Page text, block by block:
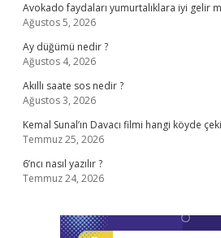
Avokado faydaları yumurtalıklara iyi gelir
Ağustos 5, 2026
Ay düğümü nedir ?
Ağustos 4, 2026
Akıllı saate sos nedir ?
Ağustos 3, 2026
Kemal Sunal’ın Davacı filmi hangi köyde
Temmuz 25, 2026
6’ncı nasıl yazılır ?
Temmuz 24, 2026